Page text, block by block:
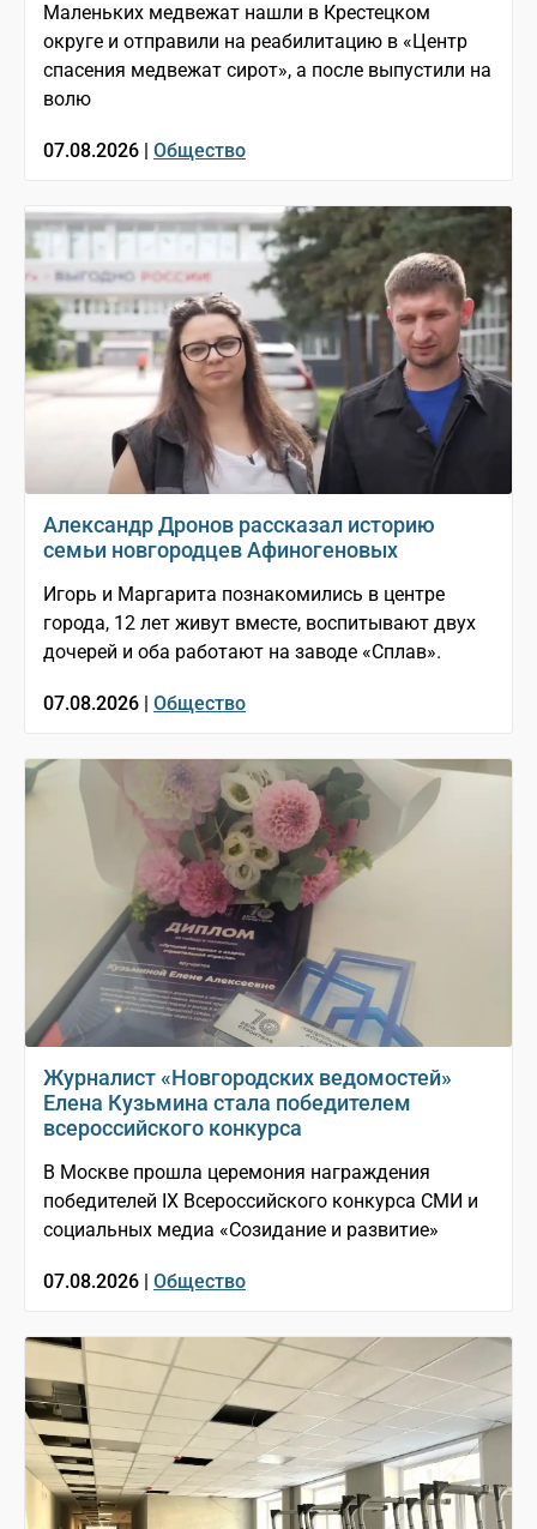
Маленьких медвежат нашли в Крестецком
округе и отправили на реабилитацию в «Центр
спасения медвежат сирот», а после выпустили на
волю
07.08.2026 | Общество
Александр Дронов рассказал историю
семьи новгородцев Афиногеновых
Игорь и Маргарита познакомились в центре
города, 12 лет живут вместе, воспитывают двух
дочерей и оба работают на заводе «Сплав».
07.08.2026 | Общество
Журналист «Новгородских ведомостей»
Елена Кузьмина стала победителем
всероссийского конкурса
В Москве прошла церемония награждения
победителей IX Всероссийского конкурса СМИ и
социальных медиа «Созидание и развитие»
07.08.2026 | Общество